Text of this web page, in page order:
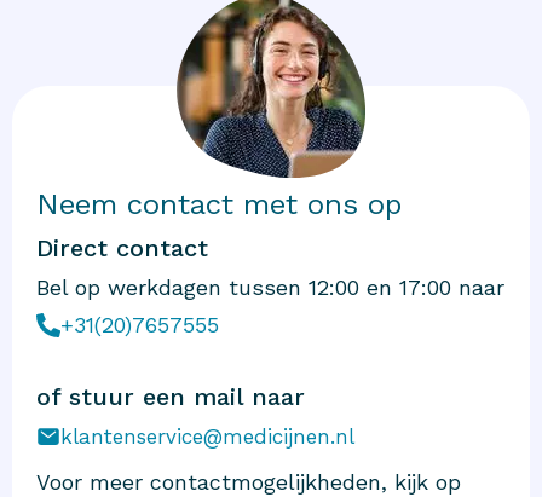
Neem contact met ons op
Direct contact
Bel op werkdagen tussen 12:00 en 17:00 naar
+31(20)7657555
of stuur een mail naar
klantenservice@medicijnen.nl
Voor meer contactmogelijkheden, kijk op